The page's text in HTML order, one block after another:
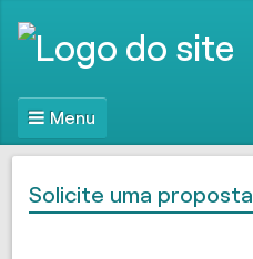
Menu
Solicite uma proposta